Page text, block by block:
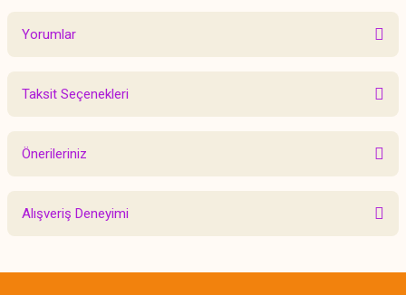
Yorumlar
Taksit Seçenekleri
Önerileriniz
Bu ürünün fiyat bilgisi, resim, ürün açıklamalarında ve diğer konularda
yetersiz gördüğünüz noktaları öneri formunu kullanarak tarafımıza
Alışveriş Deneyimi